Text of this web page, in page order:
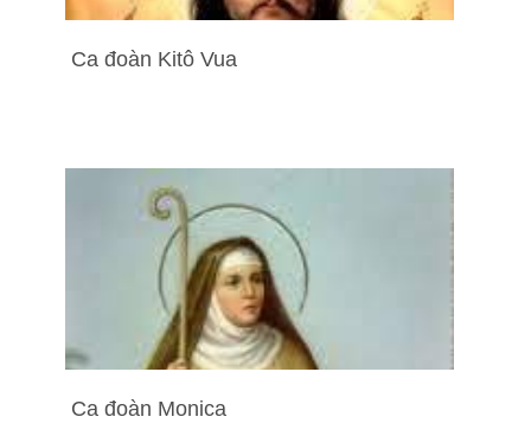
Ca đoàn Kitô Vua
Ca đoàn Monica